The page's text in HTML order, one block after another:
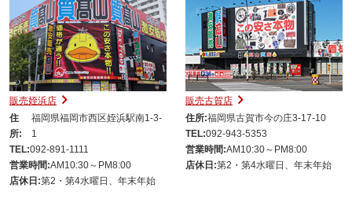
販売姪浜店
住
所:
福岡県福岡市西区姪浜駅南1-3-
1
TEL:092-891-1111
営業時間:AM10:30～PM8:00
店休日:第2・第4水曜日、年末年始
販売古賀店
住所:福岡県古賀市今の庄3-17-10
TEL:092-943-5353
営業時間:AM10:30～PM8:00
店休日:第2・第4水曜日、年末年始